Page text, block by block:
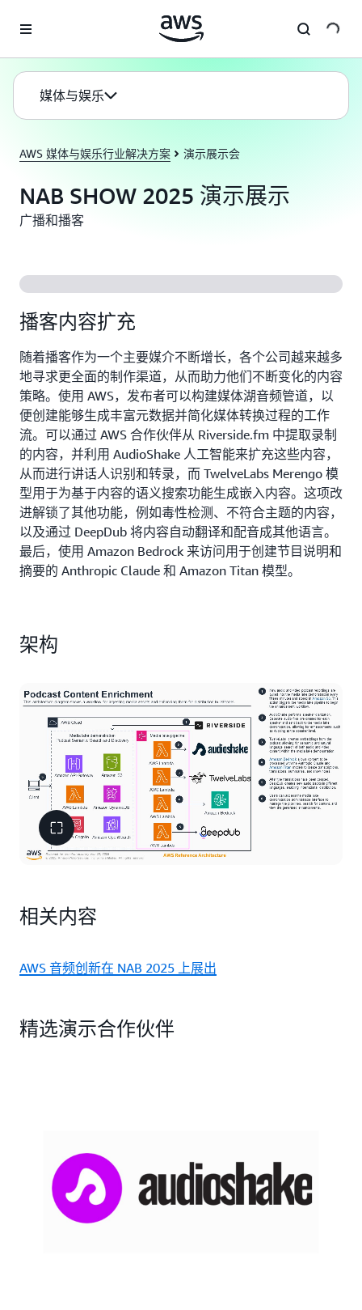
媒体与娱乐
AWS 媒体与娱乐行业解决方案 演示展示会
NAB SHOW 2025 演示展示
广播和播客
播客内容扩充
随着播客作为一个主要媒介不断增长，各个公司越来越多
地寻求更全面的制作渠道，从而助力他们不断变化的内容
策略。使用 AWS，发布者可以构建媒体湖音频管道，以
便创建能够生成丰富元数据并简化媒体转换过程的工作
流。可以通过 AWS 合作伙伴从 Riverside.fm 中提取录制
的内容，并利用 AudioShake 人工智能来扩充这些内容，
从而进行讲话人识别和转录，而 TwelveLabs Merengo 模
型用于为基于内容的语义搜索功能生成嵌入内容。这项改
进解锁了其他功能，例如毒性检测、不符合主题的内容，
以及通过 DeepDub 将内容自动翻译和配音成其他语言。
最后，使用 Amazon Bedrock 来访问用于创建节目说明和
摘要的 Anthropic Claude 和 Amazon Titan 模型。
架构
相关内容
AWS 音频创新在 NAB 2025 上展出
精选演示合作伙伴